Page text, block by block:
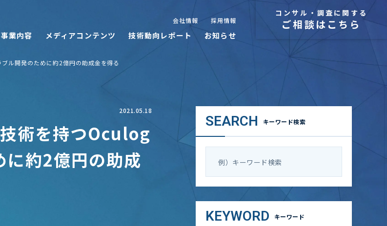
事業内容 メディアコンテンツ 技術動向レポート お知らせ
会社情報 採用情報
コンサル・調査に関する
ご相談はこちら
ル開発のために約2億円の助成金を得る
2021.05.18
術を持つOculog
約2億円の助成
SEARCH キーワード検索
KEYWORD キーワード